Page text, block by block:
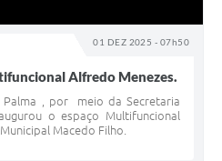
01 DEZ 2025 - 07h50
Alfredo Menezes.
, por meio da Secretaria
o espaço Multifuncional
Macedo Filho.